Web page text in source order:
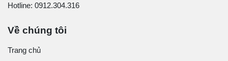
Hotline: 0912.304.316
Về chúng tôi
Trang chủ